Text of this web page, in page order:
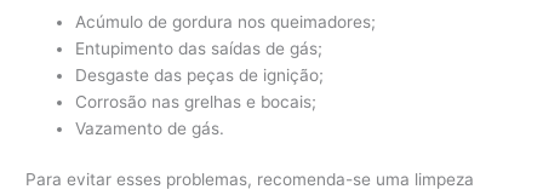
Acúmulo de gordura nos queimadores;
Entupimento das saídas de gás;
Desgaste das peças de ignição;
Corrosão nas grelhas e bocais;
Vazamento de gás.
Para evitar esses problemas, recomenda-se uma limpeza